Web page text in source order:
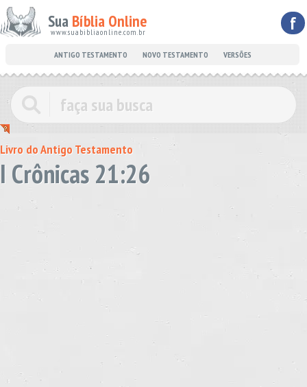
Sua Bíblia Online
www.suabibliaonline.com.br f
ANTIGO TESTAMENTO NOVO TESTAMENTO VERSÕES
Livro do Antigo Testamento
I Crônicas 21:26